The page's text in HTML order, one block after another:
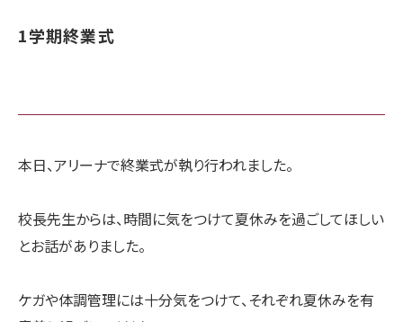
1学期終業式
本日、アリーナで終業式が執り行われました。
校長先生からは、時間に気をつけて夏休みを過ごしてほしい
とお話がありました。
ケガや体調管理には十分気をつけて、それぞれ夏休みを有